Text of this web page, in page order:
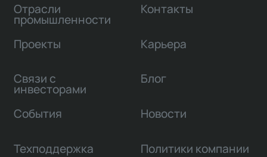
Отрасли
промышленности
Проекты
Связи с
инвесторами
Контакты
Карьера
Блог
События Новости
Техподдержка Политики компании